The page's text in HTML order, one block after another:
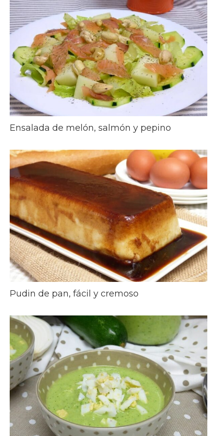
Ensalada de melón, salmón y pepino
Pudin de pan, fácil y cremoso